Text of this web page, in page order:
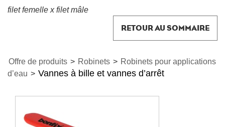
filet femelle x filet mâle
RETOUR AU SOMMAIRE
Offre de produits > Robinets > Robinets pour applications
d’eau > Vannes à bille et vannes d’arrêt